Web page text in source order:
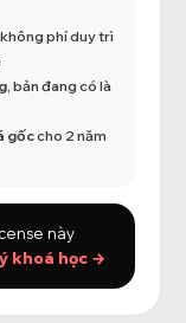
phí duy trì
, bản đang có là
gốccho 2 năm
này
khoá học →